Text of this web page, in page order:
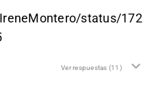
status/172
Ver respuestas (11)